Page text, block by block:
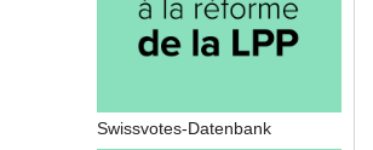
Swissvotes-Datenbank